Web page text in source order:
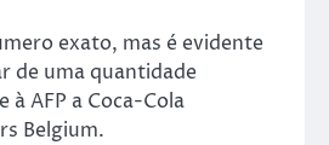
exato, mas é evidente
de uma quantidade
à AFP a Coca-Cola
Belgium.